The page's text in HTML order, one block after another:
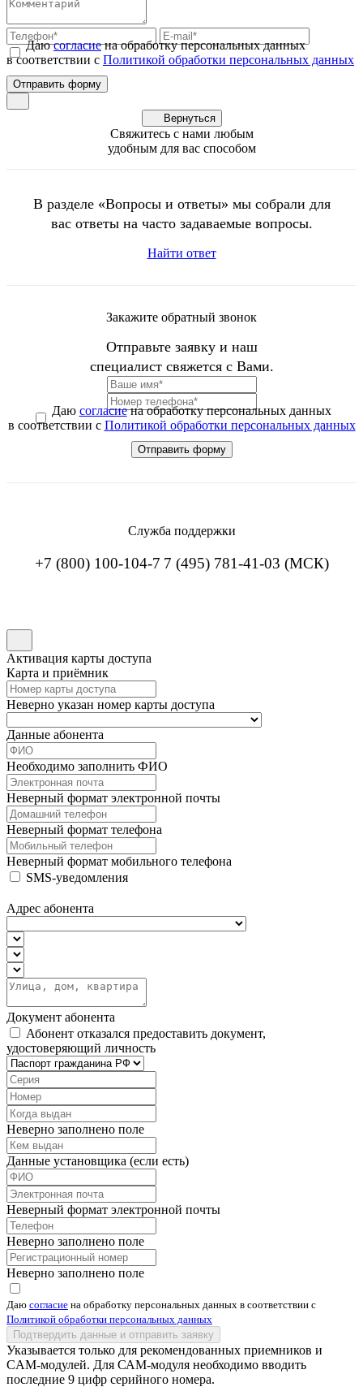
Даюсогласиена обработку персональных данных
в соответствии с Политикой обработки персональных данных
Вернуться
Свяжитесь с нами любым
удобным для вас способом
В разделе «Вопросы и ответы» мы собрали для
вас ответы на часто задаваемые вопросы.
Найти ответ
Закажите обратный звонок
Отправьте заявку и наш
специалист свяжется с Вами.
Даю согласиена обработку персональных данных
в соответствии с Политикой обработки персональных данных
Служба поддержки
+7 (800) 100-104-7 7 (495) 781-41-03 (МСК)
Активация карты доступа
Карта и приёмник
Неверно указан номер карты доступа
Данные абонента
Необходимо заполнить ФИО
Неверный формат электронной почты
Неверный формат телефона
Неверный формат мобильного телефона
SMS-уведомления
Адрес абонента
Документ абонента
Абонент отказался предоставить документ,
удостоверяющий личность
Неверно заполнено поле
Данные установщика (если есть)
Неверный формат электронной почты
Неверно заполнено поле
Неверно заполнено поле
Даю согласие на обработку персональных данных в соответствии с
Политикой обработки персональных данных
Подтвердить данные и отправить заявку
Указывается только для рекомендованных приемников и
CAM-модулей. Для САМ-модуля необходимо вводить
последние 9 цифр серийного номера.